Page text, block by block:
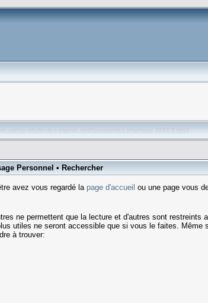
photo-des-etangs.net/forum/index.php/topic,2649.0.html
Personnel•Rechercher
avez vous regardé la page d'accueil ou une page vous
ne permettent que la lecture et d'autres sont restreints
utiles ne seront accessible que si vous le faites.
à trouver: